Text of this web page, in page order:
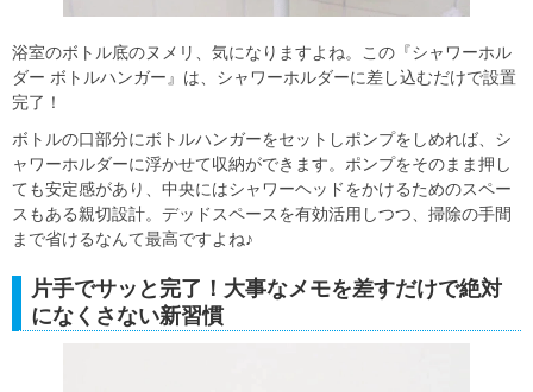
浴室のボトル底のヌメリ、気になりますよね。この『シャワーホル
ダー ボトルハンガー』は、シャワーホルダーに差し込むだけで設置
完了！
ボトルの口部分にボトルハンガーをセットしポンプをしめれば、シ
ャワーホルダーに浮かせて収納ができます。ポンプをそのまま押し
ても安定感があり、中央にはシャワーヘッドをかけるためのスペー
スもある親切設計。デッドスペースを有効活用しつつ、掃除の手間
まで省けるなんて最高ですよね♪
片手でサッと完了！大事なメモを差すだけで絶対
になくさない新習慣